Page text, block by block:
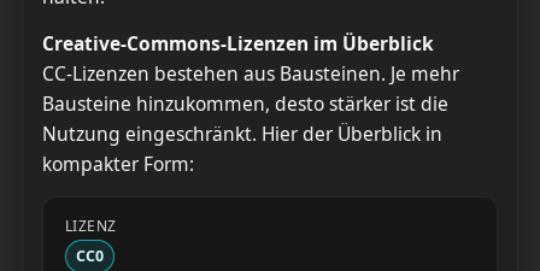
Creative-Commons-Lizenzen im Überblick
CC-Lizenzen bestehen aus Bausteinen. Je mehr
Bausteine hinzukommen, desto stärker ist die
Nutzung eingeschränkt. Hier der Überblick in
kompakter Form:
CC0